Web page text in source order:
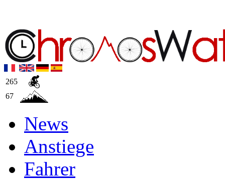
265
67
News
Anstiege
Fahrer